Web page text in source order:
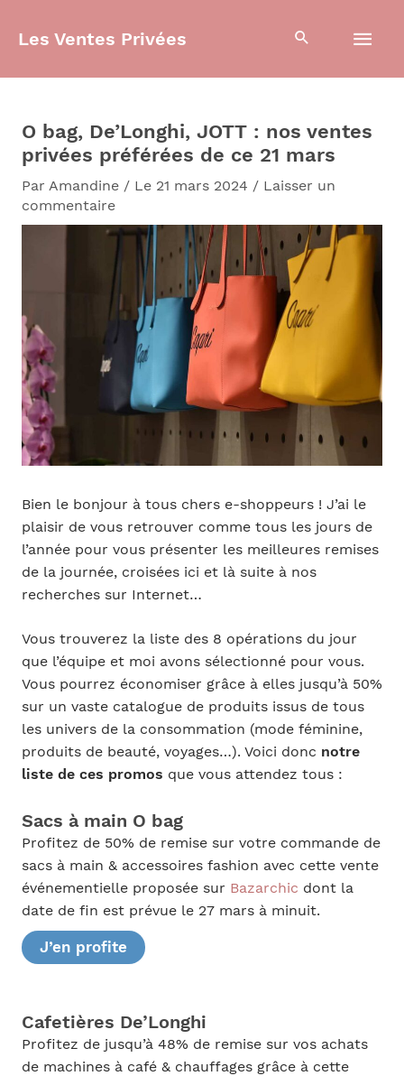
Les Ventes Privées
O bag, De’Longhi, JOTT : nos ventes
privées préférées de ce 21 mars
Par Amandine / Le 21 mars 2024 / Laisser un
commentaire
Bien le bonjour à tous chers e-shoppeurs ! J’ai le
plaisir de vous retrouver comme tous les jours de
l’année pour vous présenter les meilleures remises
de la journée, croisées ici et là suite à nos
recherches sur Internet…
Vous trouverez la liste des 8 opérations du jour
que l’équipe et moi avons sélectionné pour vous.
Vous pourrez économiser grâce à elles jusqu’à 50%
sur un vaste catalogue de produits issus de tous
les univers de la consommation (mode féminine,
produits de beauté, voyages…). Voici donc notre
liste de ces promos que vous attendez tous :
Sacs à main O bag
Profitez de 50% de remise sur votre commande de
sacs à main & accessoires fashion avec cette vente
événementielle proposée sur Bazarchic dont la
date de fin est prévue le 27 mars à minuit.
J’en profite
Cafetières De’Longhi
Profitez de jusqu’à 48% de remise sur vos achats
de machines à café & chauffages grâce à cette